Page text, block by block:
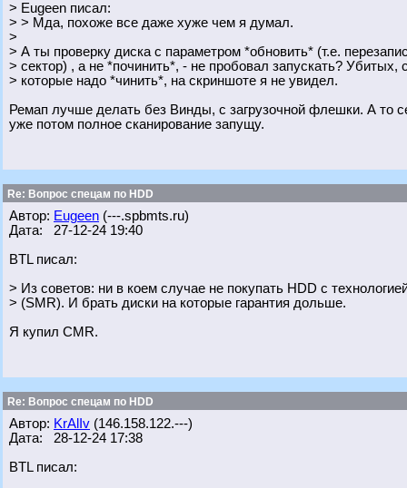
> Eugeen писал:
> > Мда, похоже все даже хуже чем я думал.
>
> А ты проверку диска с параметром *обновить* (т.е.
> сектор) , а не *починить*, - не пробовал запускать? Убитых,
> которые надо *чинить*, на скриншоте я не увидел.
Ремап лучше делать без Винды, с загрузочной флешки. А то
уже потом полное сканирование запущу.
Re: Вопрос спецам по HDD
Автор: Eugeen (---.spbmts.ru)
Дата: 27-12-24 19:40
BTL писал:
> Из советов: ни в коем случае не покупать HDD с
> (SMR). И брать диски на которые гарантия дольше.
Я купил CMR.
Re: Вопрос спецам по HDD
Автор: KrAlIv (146.158.122.---)
Дата: 28-12-24 17:38
BTL писал: